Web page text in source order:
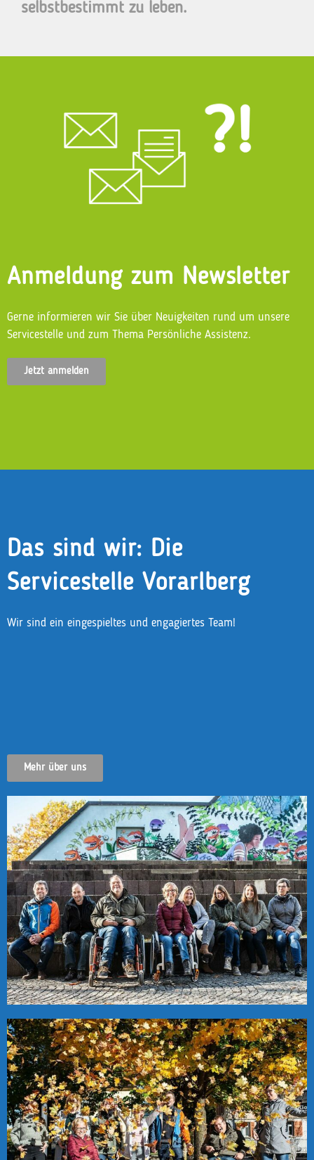
selbstbestimmt zu leben.
Anmeldung zum Newsletter
Gerne informieren wir Sie über Neuigkeiten rund um unsere
Servicestelle und zum Thema Persönliche Assistenz.
Jetzt anmelden
Das sind wir: Die
Servicestelle Vorarlberg
Wir sind ein eingespieltes und engagiertes Team!
Mehr über uns